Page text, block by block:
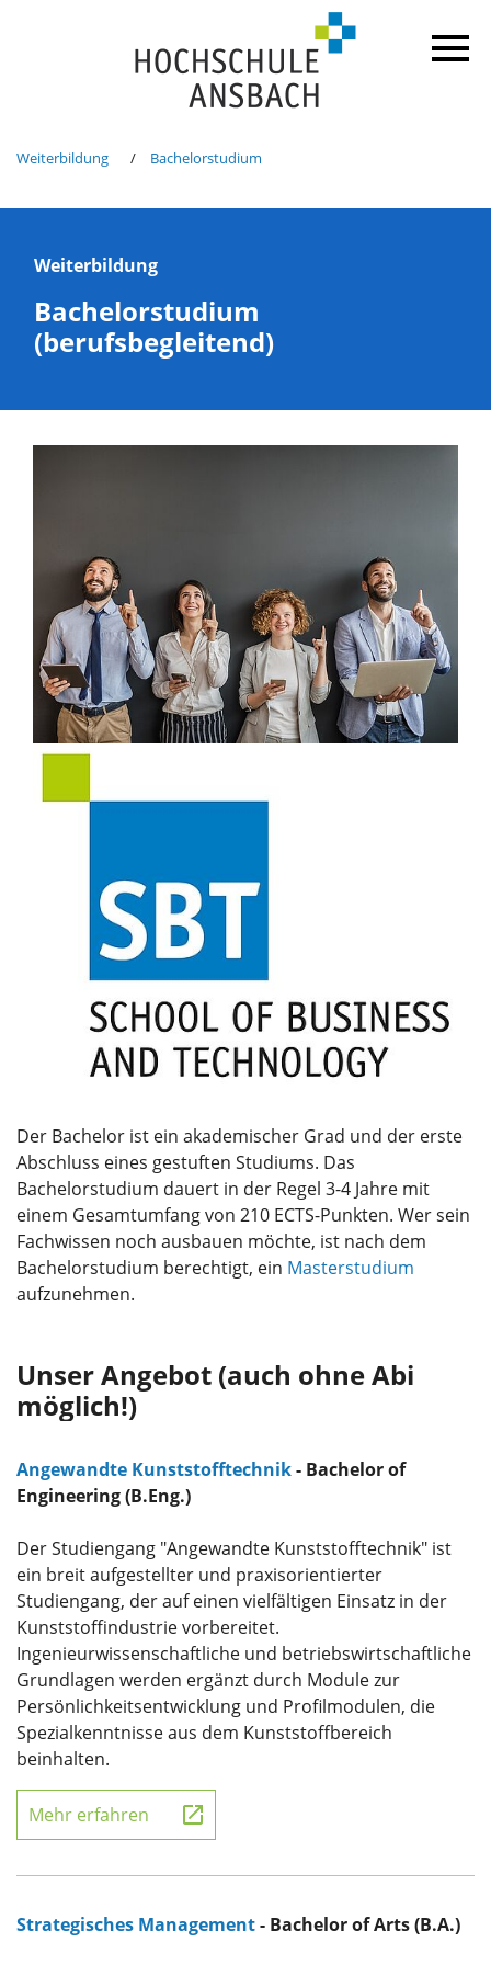
Weiterbildung Bachelorstudium
Weiterbildung
Bachelorstudium
(berufsbegleitend)
Der Bachelor ist ein akademischer Grad und der erste
Abschluss eines gestuften Studiums. Das
Bachelorstudium dauert in der Regel 3-4 Jahre mit
einem Gesamtumfang von 210 ECTS-Punkten. Wer sein
Fachwissen noch ausbauen möchte, ist nach dem
Bachelorstudium berechtigt, ein Masterstudium
aufzunehmen.
Unser Angebot (auch ohne Abi
möglich!)
Angewandte Kunststofftechnik- Bachelor of
Engineering (B.Eng.)
Der Studiengang "Angewandte Kunststofftechnik" ist
ein breit aufgestellter und praxisorientierter
Studiengang, der auf einen vielfältigen Einsatz in der
Kunststoffindustrie vorbereitet.
Ingenieurwissenschaftliche und betriebswirtschaftliche
Grund­lagen werden ergänzt durch Module zur
Persönlichkeitsentwicklung und Profilmodulen, die
Spezialkenntnisse aus dem Kunststoffbereich
beinhalten.
Mehr erfahren
Strategisches Management- Bachelor of Arts (B.A.)